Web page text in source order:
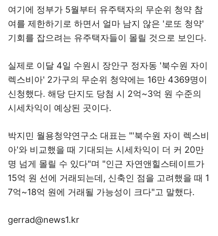
여기에 정부가 5월부터 유주택자의 무순위 청약 참
여를 제한하기로 하면서 얼마 남지 않은 '로또 청약'
기회를 잡으려는 유주택자들이 몰릴 것으로 보인다.
실제로 이달 4일 수원시 장안구 정자동 '북수원 자이
렉스비아' 2가구의 무순위 청약에는 16만 4369명이
신청했다. 해당 단지도 당첨 시 2억~3억 원 수준의
시세차익이 예상된 곳이다.
박지민 월용청약연구소 대표는 "'북수원 자이 렉스비
아'와 비교했을 때 기대되는 시세차익이 더 커 20만
명 넘게 몰릴 수 있다"며 "인근 자연앤힐스테이트가
15억 원 선에 거래되는데, 신축인 점을 고려했을 때 1
7억~18억 원에 거래될 가능성이 크다"고 말했다.
gerrad@news1.kr